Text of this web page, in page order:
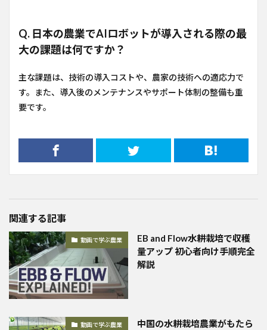
Q. 日本の農業でAIロボットが導入される際の最
大の課題は何ですか？
主な課題は、技術の導入コストや、農家の技術への適応力で
す。また、導入後のメンテナンスやサポート体制の整備も重
要です。
関連する記事
動画で学ぶ農業
EB and Flow水耕栽培で収穫
量アップ 初心者向け手順完全
解説
動画で学ぶ農業
中国の水耕栽培農業がもたら